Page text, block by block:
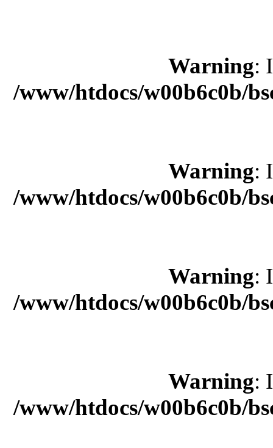
Warning:
/www/htdocs/w00b6c0b/
Warning:
/www/htdocs/w00b6c0b/
Warning:
/www/htdocs/w00b6c0b/
Warning:
/www/htdocs/w00b6c0b/